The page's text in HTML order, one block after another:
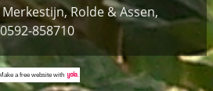
Rolde & Assen,
858710
Make a free websitewith